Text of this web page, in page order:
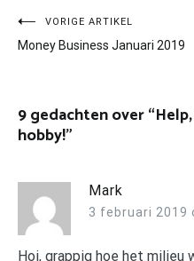
Bericht
navigatie
VORIGE ARTIKEL
Money Business Januari 2019
9 gedachten over “
hobby!”
Mark
3 februari 2019
Hoi, grappig hoe het milieu